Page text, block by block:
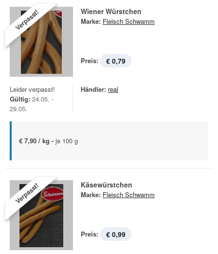
Verpasst! Wiener Würstchen
Marke: Fleisch Schwamm
Preis: € 0,79
Leider verpasst!
Gültig: 24.05. -
29.05.
Händler: real
€ 7,90 / kg - je 100 g
Verpasst! Käsewürstchen
Marke: Fleisch Schwamm
Preis: € 0,99